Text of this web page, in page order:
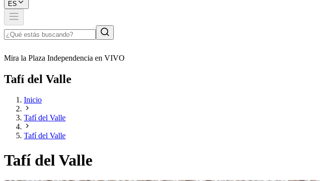
ES
Mira la Plaza Independencia en VIVO
Tafí del Valle
Inicio
Tafí del Valle
Tafí del Valle
Tafí del Valle